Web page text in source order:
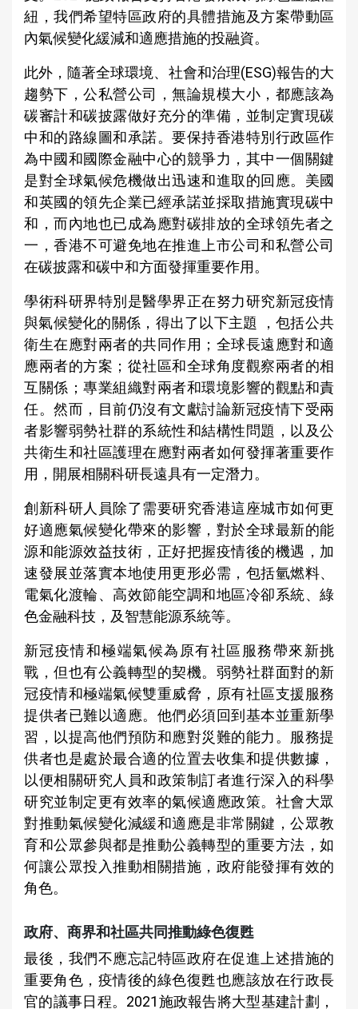
紐，我們希望特區政府的具體措施及方案帶動區
內氣候變化緩減和適應措施的投融資。
此外，隨著全球環境、社會和治理(ESG)報告的大
趨勢下，公私營公司，無論規模大小，都應該為
碳審計和碳披露做好充分的準備，並制定實現碳
中和的路線圖和承諾。要保持香港特別行政區作
為中國和國際金融中心的競爭力，其中一個關鍵
是對全球氣候危機做出迅速和進取的回應。美國
和英國的領先企業已經承諾並採取措施實現碳中
和，而內地也已成為應對碳排放的全球領先者之
一，香港不可避免地在推進上市公司和私營公司
在碳披露和碳中和方面發揮重要作用。
學術科研界特別是醫學界正在努力研究新冠疫情
與氣候變化的關係，得出了以下主題 ，包括公共
衛生在應對兩者的共同作用；全球長遠應對和適
應兩者的方案；從社區和全球角度觀察兩者的相
互關係；專業組織對兩者和環境影響的觀點和責
任。然而，目前仍沒有文獻討論新冠疫情下受兩
者影響弱勢社群的系統性和結構性問題，以及公
共衛生和社區護理在應對兩者如何發揮著重要作
用，開展相關科研長遠具有一定潛力。
創新科研人員除了需要研究香港這座城市如何更
好適應氣候變化帶來的影響，對於全球最新的能
源和能源效益技術，正好把握疫情後的機遇，加
速發展並落實本地使用更形必需，包括氫燃料、
電氣化渡輪、高效節能空調和地區冷卻系統、綠
色金融科技，及智慧能源系統等。
新冠疫情和極端氣候為原有社區服務帶來新挑
戰，但也有公義轉型的契機。弱勢社群面對的新
冠疫情和極端氣候雙重威脅，原有社區支援服務
提供者已難以適應。他們必須回到基本並重新學
習，以提高他們預防和應對災難的能力。服務提
供者也是處於最合適的位置去收集和提供數據，
以便相關研究人員和政策制訂者進行深入的科學
研究並制定更有效率的氣候適應政策。社會大眾
對推動氣候變化減緩和適應是非常關鍵，公眾教
育和公眾參與都是推動公義轉型的重要方法，如
何讓公眾投入推動相關措施，政府能發揮有效的
角色。
政府、商界和社區共同推動綠色復甦
最後，我們不應忘記特區政府在促進上述措施的
重要角色，疫情後的綠色復甦也應該放在行政長
官的議事日程。2021施政報告將大型基建計劃，